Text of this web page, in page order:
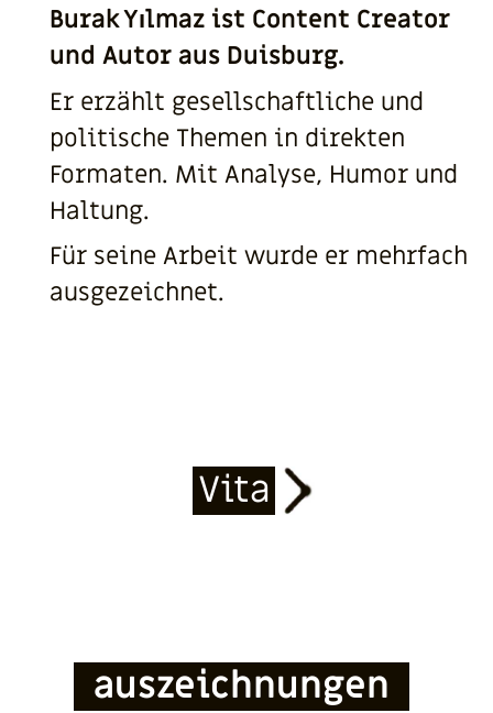
Burak Yılmaz ist Content Creator
und Autor aus Duisburg.
Er erzählt gesellschaftliche und
politische Themen in direkten
Formaten. Mit Analyse, Humor und
Haltung.
Für seine Arbeit wurde er mehrfach
ausgezeichnet.
Vita
auszeichnungen